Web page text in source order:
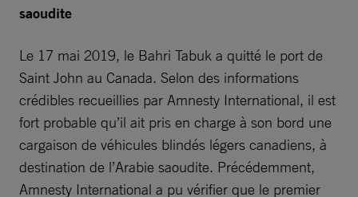
saoudite
Le 17 mai 2019, le Bahri Tabuk a quitté le port de
Saint John au Canada. Selon des informations
crédibles recueillies par Amnesty International, il est
fort probable qu’il ait pris en charge à son bord une
cargaison de véhicules blindés légers canadiens, à
destination de l’Arabie saoudite. Précédemment,
Amnesty International a pu vérifier que le premier